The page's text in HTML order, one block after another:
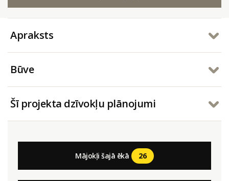
Apraksts
Būve
Šī projekta dzīvokļu plānojumi
Mājokļi šajā ēkā 26